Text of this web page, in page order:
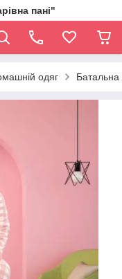
пані"
одяг